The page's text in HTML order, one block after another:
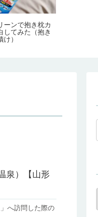
ーンで抱き枕カ
してみた（抱き
）
泉）【山形
へ訪問した際の